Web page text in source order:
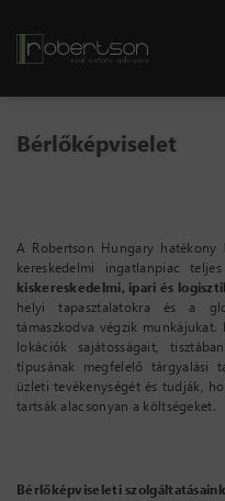
Bérlőképviselet
A Robertson Hungary hatékony
kereskedelmi ingatlanpiac
kiskereskedelmi, ipari és
helyi tapasztalatokra és a
támaszkodva végzik
lokációk sajátosságait,
típusának megfelelő tárgyalási
üzleti tevékenységét és tudják,
tartsák alacsonyan a költségeket.
Bérlőképviseleti